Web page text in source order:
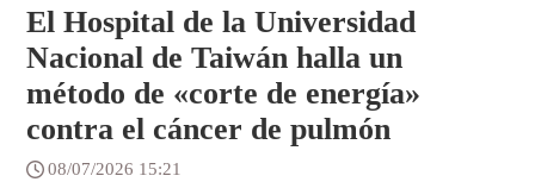
El Hospital de la Universidad
Nacional de Taiwán halla un
método de «corte de energía»
contra el cáncer de pulmón
08/07/2026 15:21